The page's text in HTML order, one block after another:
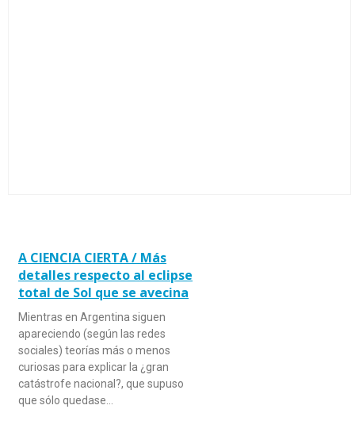
A CIENCIA CIERTA / Más
detalles respecto al eclipse
total de Sol que se avecina
Mientras en Argentina siguen
apareciendo (según las redes
sociales) teorías más o menos
curiosas para explicar la ¿gran
catástrofe nacional?, que supuso
que sólo quedase…